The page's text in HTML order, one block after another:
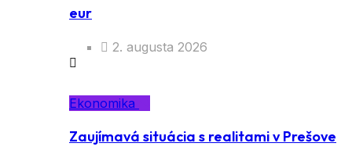
eur
2. augusta 2026
Ekonomika
Zaujímavá situácia s realitami v Prešove